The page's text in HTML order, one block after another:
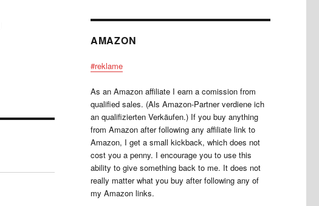
AMAZON
#reklame
As an Amazon affiliate I earn a comission from
qualified sales. (Als Amazon-Partner verdiene ich
an qualifizierten Verkäufen.) If you buy anything
from Amazon after following any affiliate link to
Amazon, I get a small kickback, which does not
cost you a penny. I encourage you to use this
ability to give something back to me. It does not
really matter what you buy after following any of
my Amazon links.